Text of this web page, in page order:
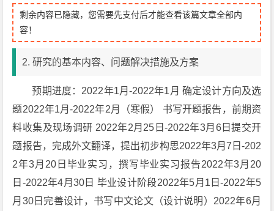
剩余内容已隐藏，您需要先支付后才能查看该篇文章全部内
容！
2. 研究的基本内容、问题解决措施及方案
预期进度：2022年1月-2022年1月 确定设计方向及选
题2022年1月-2022年2月（寒假） 书写开题报告，前期资
料收集及现场调研 2022年2月25日-2022年3月6日提交开
题报告，完成外文翻译，提出初步构思2022年3月7日-202
2年3月20日毕业实习，撰写毕业实习报告2022年3月20
日-2022年4月30日 毕业设计阶段2022年5月1日-2022年5
月30日完善设计，书写中文论文（设计说明）2022年6月